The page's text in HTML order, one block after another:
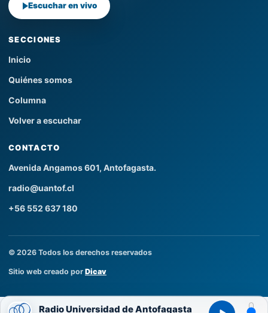
Escuchar en vivo
SECCIONES
Inicio
Quiénes somos
Columna
Volver a escuchar
CONTACTO
Avenida Angamos 601, Antofagasta.
radio@uantof.cl
+56 552 637 180
© 2026 Todos los derechos reservados
Sitio web creado por Dicav
Radio Universidad de Antofagasta